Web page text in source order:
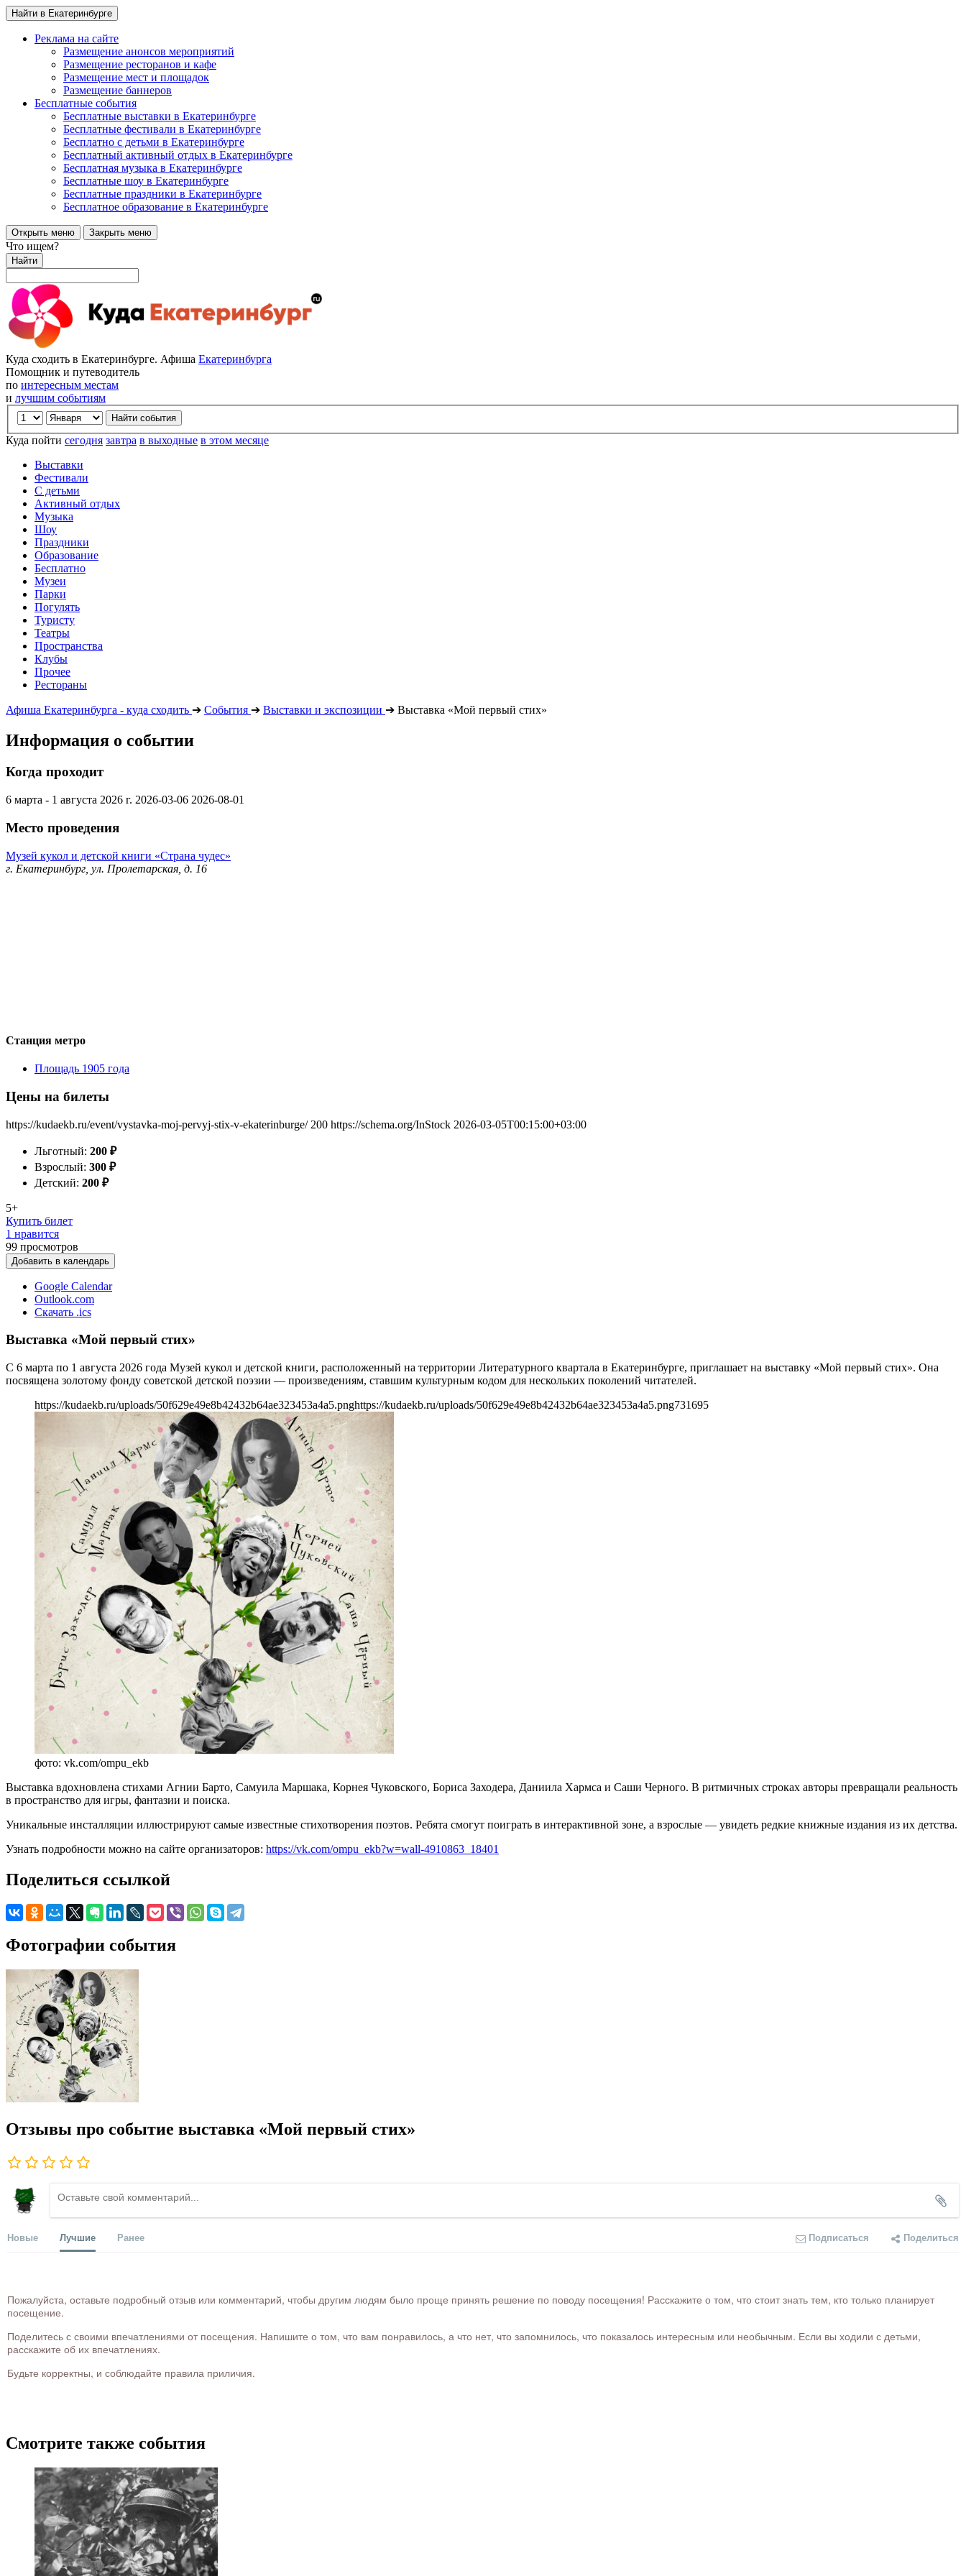
Найти в Екатеринбурге
Реклама на сайте
Размещение анонсов мероприятий
Размещение ресторанов и кафе
Размещение мест и площадок
Размещение баннеров
Бесплатные события
Бесплатные выставки в Екатеринбурге
Бесплатные фестивали в Екатеринбурге
Бесплатно с детьми в Екатеринбурге
Бесплатный активный отдых в Екатеринбурге
Бесплатная музыка в Екатеринбурге
Бесплатные шоу в Екатеринбурге
Бесплатные праздники в Екатеринбурге
Бесплатное образование в Екатеринбурге
Открыть меню Закрыть меню
Что ищем?
Найти
Куда сходить в Екатеринбурге. Афиша Екатеринбурга
Помощник и путеводитель
по интересным местам
и лучшим событиям
Куда пойти сегодня завтра в выходные в этом месяце
Выставки
Фестивали
С детьми
Активный отдых
Музыка
Шоу
Праздники
Образование
Бесплатно
Музеи
Парки
Погулять
Туристу
Театры
Пространства
Клубы
Прочее
Рестораны
Афиша Екатеринбурга - куда сходить ➔ События ➔ Выставки и экспозиции ➔ Выставка «Мой первый стих»
Информация о событии
Когда проходит
6 марта - 1 августа 2026 г. 2026-03-06 2026-08-01
Место проведения
Музей кукол и детской книги «Страна чудес»
г. Екатеринбург, ул. Пролетарская, д. 16
Станция метро
Площадь 1905 года
Цены на билеты
https://kudaekb.ru/event/vystavka-moj-pervyj-stix-v-ekaterinburge/ 200 https://schema.org/InStock 2026-03-05T00:15:00+03:00
Льготный: 200 ₽
Взрослый: 300 ₽
Детский: 200 ₽
5+
Купить билет
1 нравится
99 просмотров
Добавить в календарь
Google Calendar
Outlook.com
Скачать .ics
Выставка «Мой первый стих»
С 6 марта по 1 августа 2026 года Музей кукол и детской книги, расположенный на территории Литературного квартала в Екатеринбурге, приглашает на выставку «Мой первый стих». Она
посвящена золотому фонду советской детской поэзии — произведениям, ставшим культурным кодом для нескольких поколений читателей.
https://kudaekb.ru/uploads/50f629e49e8b42432b64ae323453a4a5.pnghttps://kudaekb.ru/uploads/50f629e49e8b42432b64ae323453a4a5.png731695
фото: vk.com/ompu_ekb
Выставка вдохновлена стихами Агнии Барто, Самуила Маршака, Корнея Чуковского, Бориса Заходера, Даниила Хармса и Саши Черного. В ритмичных строках авторы превращали реальность
в пространство для игры, фантазии и поиска.
Уникальные инсталляции иллюстрируют самые известные стихотворения поэтов. Ребята смогут поиграть в интерактивной зоне, а взрослые — увидеть редкие книжные издания из их детства.
Узнать подробности можно на сайте организаторов: https://vk.com/ompu_ekb?w=wall-4910863_18401
Поделиться ссылкой
Фотографии события
Отзывы про событие выставка «Мой первый стих»
Новые Лучшие Ранее Подписаться Поделиться
Пожалуйста, оставьте подробный отзыв или комментарий, чтобы другим людям было проще принять решение по поводу посещения! Расскажите о том, что стоит знать тем, кто только планирует
посещение.
Поделитесь с своими впечатлениями от посещения. Напишите о том, что вам понравилось, а что нет, что запомнилось, что показалось интересным или необычным. Если вы ходили с детьми,
расскажите об их впечатлениях.
Будьте корректны, и соблюдайте правила приличия.
Смотрите также события